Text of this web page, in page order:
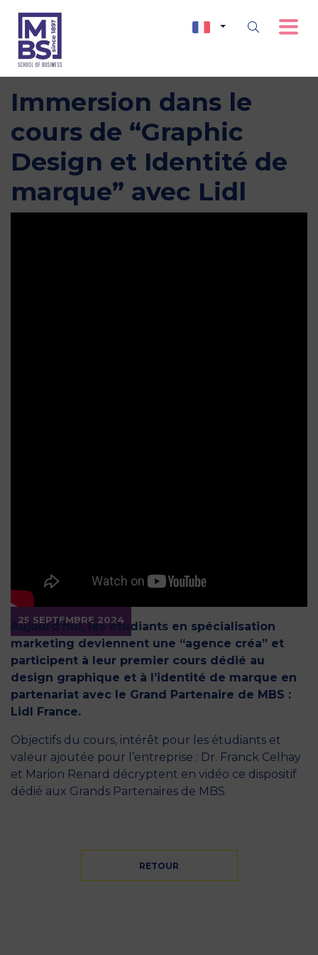
25 SEPTEMBRE 2024
Immersion dans le
cours de “Graphic
Design et Identité de
marque” avec Lidl
Aujourd’hui, les étudiants en spécialisation
marketing deviennent une “agence créa” et
participent à leur premier cours dédié au
design graphique et à l’identité de marque en
partenariat avec le Grand Partenaire de MBS :
Lidl France.
Objectifs du cours, intérêt pour les étudiants et
valeur ajoutée pour l’entreprise : Dr. Franck Celhay
et Marion Renard décryptent en vidéo ce dispositif
dédié aux Grands Partenaires de MBS.
RETOUR